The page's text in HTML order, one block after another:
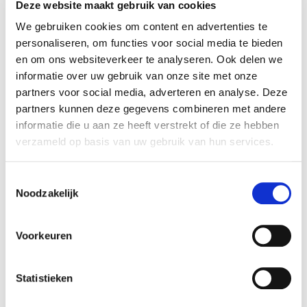
Deze website maakt gebruik van cookies
We gebruiken cookies om content en advertenties te
personaliseren, om functies voor social media te bieden
en om ons websiteverkeer te analyseren. Ook delen we
informatie over uw gebruik van onze site met onze
partners voor social media, adverteren en analyse. Deze
partners kunnen deze gegevens combineren met andere
informatie die u aan ze heeft verstrekt of die ze hebben
verzameld op basis van uw gebruik van hun services.
Noodzakelijk
Voorkeuren
Statistieken
En dat is precies waar organisaties vandaag bij
stil mogen staan: niet met beleid, maar met
bewustzijn.
De missie van The Speakers
Vanaf de eerste dag is het onze missie geweest
om een podium te bieden aanstemmen die
anders klinken, maar samen harmonie
doeners, en dromers, mensen die elk vanuit hun
unieke verhaal bijdragen aan een inclusievere
Wij geloven dat elk evenement, elke presentatie
en elk verhaal een kans is om de wereld een
beetje eerlijker, zachter en menselijker te maken.